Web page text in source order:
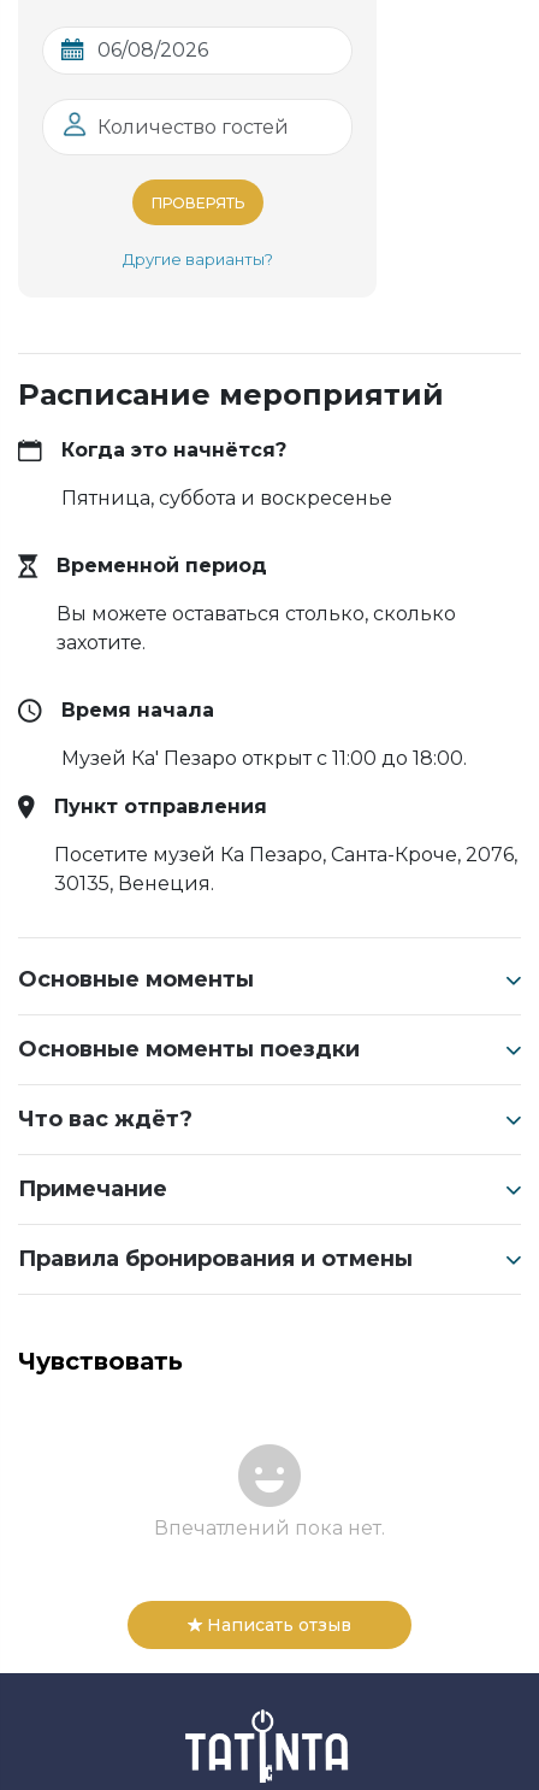
Количество гостей
ПРОВЕРЯТЬ
Другие варианты?
Расписание мероприятий
Когда это начнётся?
Пятница, суббота и воскресенье
Временной период
Вы можете оставаться столько, сколько
захотите.
Время начала
Музей Ка' Пезаро открыт с 11:00 до 18:00.
Пункт отправления
Посетите музей Ка Пезаро, Санта-Кроче, 2076,
30135, Венеция.
Основные моменты
Основные моменты поездки
Что вас ждёт?
Примечание
Правила бронирования и отмены
Чувствовать
Впечатлений пока нет.
Написать отзыв